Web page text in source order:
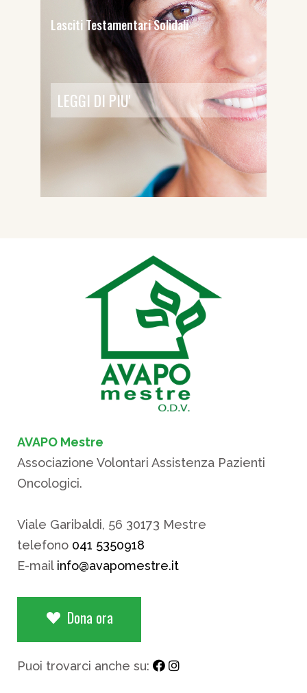
Lasciti Testamentari Solidali
LEGGI DI PIU'
AVAPO Mestre
Associazione Volontari Assistenza Pazienti
Oncologici.
Viale Garibaldi, 56 30173 Mestre
telefono 041 5350918
E-mail info@avapomestre.it
Dona ora
Puoi trovarci anche su: